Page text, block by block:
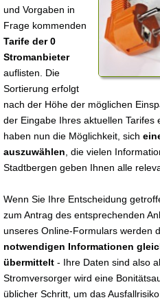
und Vorgaben in
Frage kommenden
Tarife der 0
Stromanbieter
auflisten. Die
Sortierung erfolgt
nach der Höhe der möglichen
der Eingabe Ihres aktuellen Tarifes
haben nun die Möglichkeit, sich
auszuwählen , die vielen
Stadtbergen geben Ihnen alle
Wenn Sie Ihre Entscheidung
zum Antrag des entsprechenden
unseres Online-Formulars werden
notwendigen Informationen
übermittelt - Ihre Daten sind also
Stromversorger wird eine
üblicher Schritt, um das